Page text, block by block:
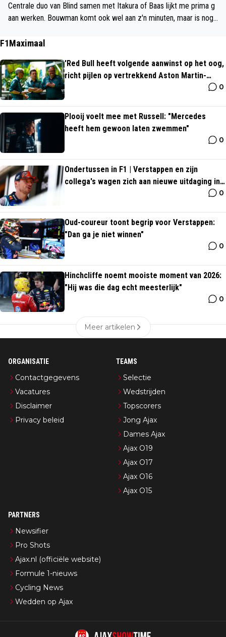
Centrale duo van Blind samen met Itakura of Baas lijkt me prima g
aan werken. Bouwman komt ook wel aan z'n minuten, maar is nog
F1Maximaal
'Red Bull heeft volgende aanwinst op het oog,
richt pijlen op vertrekkend Aston Martin-
0
Plooij voelt mee met Russell: "Mercedes
heeft hem gewoon laten zwemmen"
0
Ondertussen in F1 | Verstappen en zijn
collega's wagen zich aan nieuwe uitdaging in
0
Oud-coureur toont begrip voor Verstappen:
"Dan ga je niet winnen"
0
Hinchcliffe noemt mooiste moment van 2026:
"Hij was die dag echt meesterlijk"
0
Meer artikelen
ORGANISATIE
Contactgegevens
Vacatures
Disclaimer
Privacy beleid
TEAMS
Selectie
Wedstrijden
Topscorers
Jong Ajax
Dames Ajax
Ajax O19
Ajax O17
Ajax O16
Ajax O15
PARTNERS
Newsifier
Pro Shots
Ajax.nl (officiële website)
Formule 1-nieuws
Cycling News
Wedden op Ajax